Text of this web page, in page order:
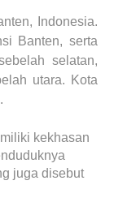
Indonesia.
Banten, serta
selatan,
utara. Kota
kekhasan
juga disebut